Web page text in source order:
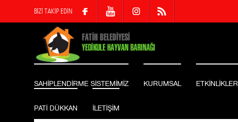
BİZİ TAKİP EDİN
SAHİPLENDİRME SİSTEMİMİZ KURUMSAL ETKİNLİKLER
PATİ DÜKKAN İLETİŞİM